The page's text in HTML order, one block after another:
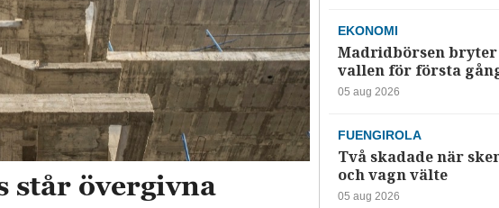
står övergivna
EKONOMI
Madridbörsen bryter
vallen för första
05 aug 2026
FUENGIROLA
Två skadade när
och vagn välte
05 aug 2026